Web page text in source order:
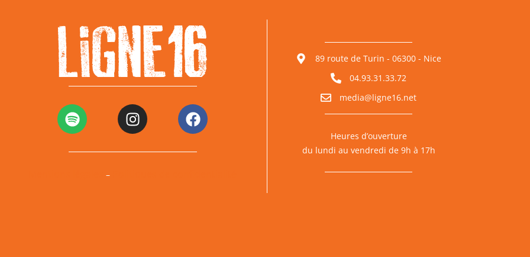
–
89 route de Turin - 06300 - Nice
04.93.31.33.72
media@ligne16.net
Heures d’ouverture
du lundi au vendredi de 9h à 17h